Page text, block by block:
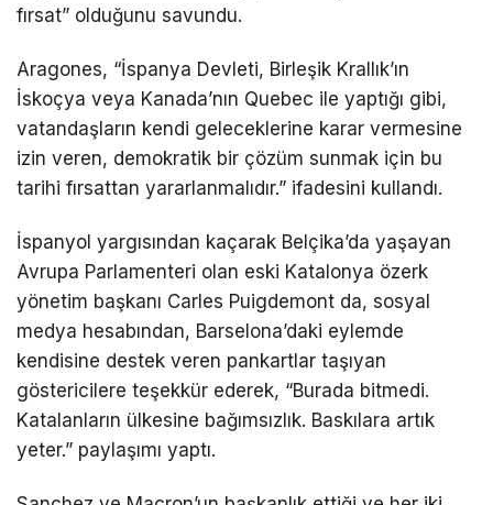
fırsat” olduğunu savundu.
Aragones, “İspanya Devleti, Birleşik Krallık’ın
İskoçya veya Kanada’nın Quebec ile yaptığı gibi,
vatandaşların kendi geleceklerine karar vermesine
izin veren, demokratik bir çözüm sunmak için bu
tarihi fırsattan yararlanmalıdır.” ifadesini kullandı.
İspanyol yargısından kaçarak Belçika’da yaşayan
Avrupa Parlamenteri olan eski Katalonya özerk
yönetim başkanı Carles Puigdemont da, sosyal
medya hesabından, Barselona’daki eylemde
kendisine destek veren pankartlar taşıyan
göstericilere teşekkür ederek, “Burada bitmedi.
Katalanların ülkesine bağımsızlık. Baskılara artık
yeter.” paylaşımı yaptı.